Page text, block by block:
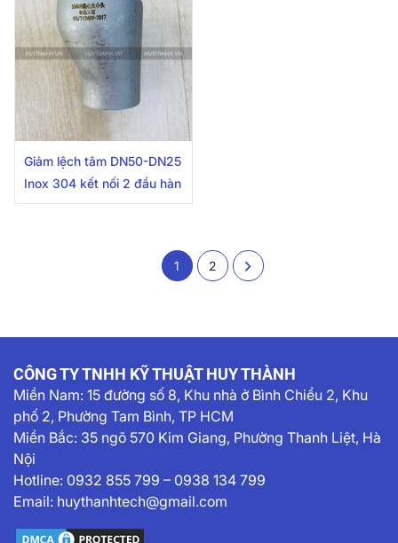
Giảm lệch tâm DN50-DN25
Inox 304 kết nối 2 đầu hàn
1 2
CÔNG TY TNHH KỸ THUẬT HUY THÀNH
Miền Nam: 15 đường số 8, Khu nhà ở Bình Chiểu 2, Khu
phố 2, Phường Tam Bình, TP HCM
Miền Bắc: 35 ngõ 570 Kim Giang, Phường Thanh Liệt, Hà
Nội
Hotline: 0932 855 799 – 0938 134 799
Email: huythanhtech@gmail.com